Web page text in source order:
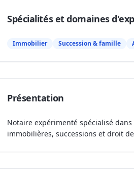
Spécialités et domaines
Immobilier Succession & famille
Présentation
Notaire expérimenté spécialisé
immobilières, successions et droit